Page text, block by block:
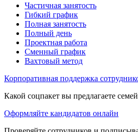
Частичная занятость
Гибкий график
Полная занятость
Полный день
Проектная работа
Сменный график
Вахтовый метод
Корпоративная поддержка
Какой соцпакет вы предлагаете
Оформляйте кандидатов онлайн